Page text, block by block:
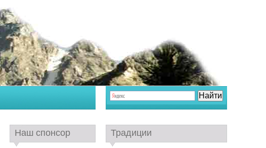
Наш спонсор Традиции